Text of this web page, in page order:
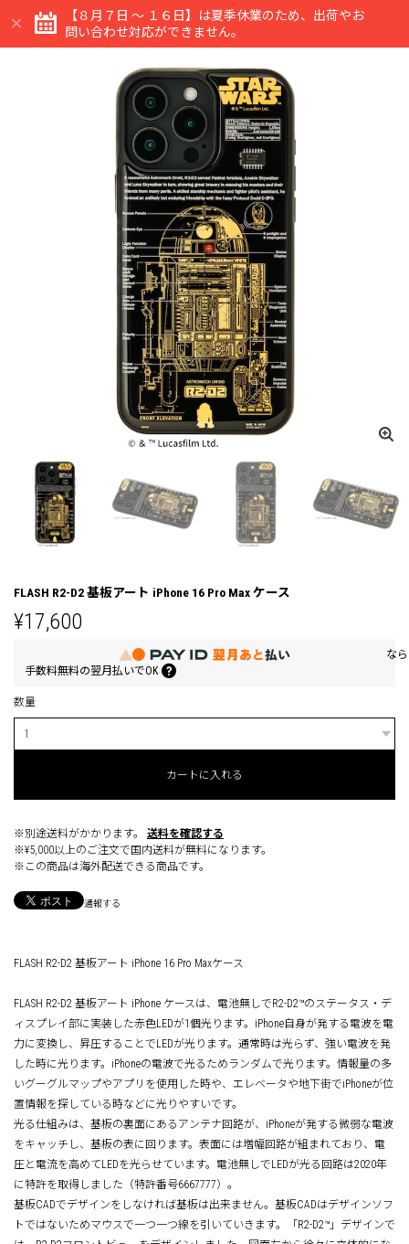
【８月７日 ～ １６日】は夏季休業のため、出荷やお
問い合わせ対応ができません。
FLASH R2-D2 基板アート iPhone 16 Pro Max ケース
¥17,600
なら
手数料無料の翌月払いでOK
数量
カートに入れる
※別途送料がかかります。
送料を確認する
※¥5,000以上のご注文で国内送料が無料になります。
※この商品は海外配送できる商品です。
通報する
FLASH R2-D2 基板アート iPhone 16 Pro Maxケース
FLASH R2-D2 基板アート iPhone ケースは、電池無しでR2-D2™のステータス・デ
ィスプレイ部に実装した赤色LEDが1個光ります。iPhone自身が発する電波を電
力に変換し、昇圧することでLEDが光ります。通常時は光らず、強い電波を発
した時に光ります。iPhoneの電波で光るためランダムで光ります。情報量の多
いグーグルマップやアプリを使用した時や、エレベータや地下街でiPhoneが位
置情報を探している時などに光りやすいです。
光る仕組みは、基板の裏面にあるアンテナ回路が、iPhoneが発する微弱な電波
をキャッチし、基板の表に回ります。表面には増幅回路が組まれており、電
圧と電流を高めてLEDを光らせています。電池無しでLEDが光る回路は2020年
に特許を取得しました（特許番号6667777）。
基板CADでデザインをしなければ基板は出来ません。基板CADはデザインソフ
トではないためマウスで一つ一つ線を引いていきます。「R2-D2™」デザインで